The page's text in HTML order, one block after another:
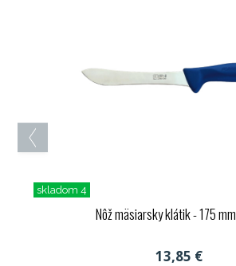
skladom 4
Nôž mäsiarsky klátik - 175 mm
13,85 €